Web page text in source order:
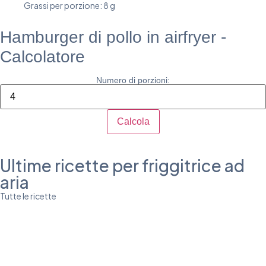
Grassi per porzione: 8 g
Hamburger di pollo in airfryer -
Calcolatore
Numero di porzioni:
Calcola
Ultime ricette per friggitrice ad
aria
Tutte le ricette